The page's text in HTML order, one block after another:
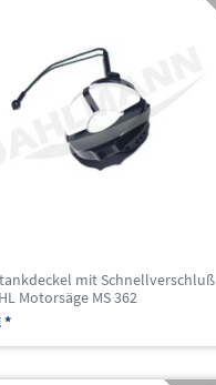
mit Schnellverschluß
Motorsäge MS 362
*